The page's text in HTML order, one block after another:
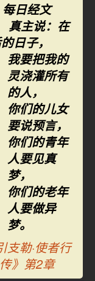
每日经文
真主说：在
日子，
我要把我的
灵浇灌所有
的人，
你们的儿女
要说预言，
你们的青年
人要见真
梦，
你们的老年
人要做异
梦。
支勒·使者行
传》第2章